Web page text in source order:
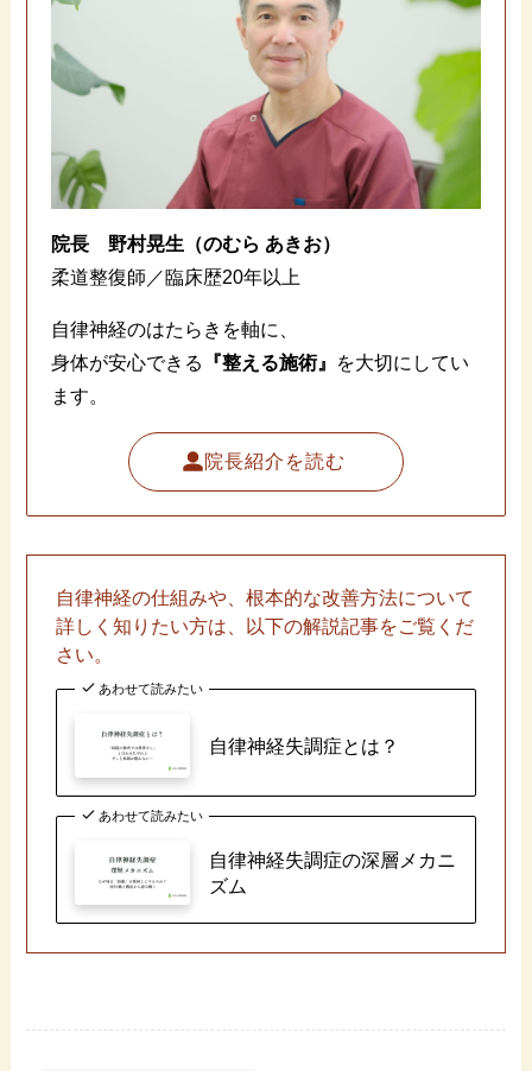
院長
野村晃生（のむら あきお）
柔道整復師／臨床歴20年以上
自律神経のはたらきを軸に、
身体が安心できる
『整える施術』 を大切にしてい
ます。
院長紹介を読む
自律神経の仕組みや、根本的な改善方法について
詳しく知りたい方は、以下の解説記事をご覧くだ
さい。
あわせて読みたい
自律神経失調症とは？
あわせて読みたい
自律神経失調症の深層メカニ
ズム